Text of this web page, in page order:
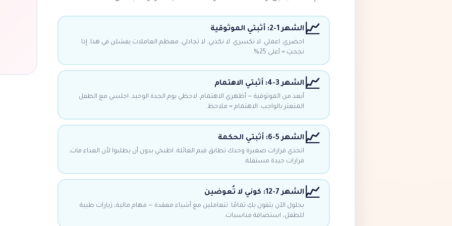
📈 الشهر 1-2: أثبتي الموثوقية
احضري. اعملي. لا تكسري. لا تكذبي. لا تجادلي. معظم العاملات يفشلن في هذا. إذا
نجحتِ = أعلى 25%.
📈 الشهر 3-4: أثبتي الاهتمام
أبعد من الموثوقية — أظهري الاهتمام. لاحظي يوم الجدة الوحيد. اجلسي مع الطفل
المتعثر بالواجب. الاهتمام = ملاحظ.
📈 الشهر 5-6: أثبتي الحكمة
اتخذي قرارات صغيرة وحدك تطابق قيم العائلة. اطبخي بدون أن يطلبوا لأن الغداء فات.
قرارات جيدة مستقلة.
📈 الشهر 7-12: كوني لا تُعوضين
بحلول الآن يثقون بكِ تمامًا. تتعاملين مع أشياء معقدة — مهام مالية، زيارات طبية
للطفل، استضافة مناسبات.